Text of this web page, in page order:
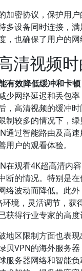
加密协议，保护用
多设备同时连接，
也确保了用户的网
清视频
效降低缓冲和卡顿
少网络延迟和丢包
高清视频的缓冲
较多的情况下，
通过智能路由及高
户的观看体验。
在观看4K超高清内
断的情况。特别是
络波动而降低。此
境，灵活调节，
得行业专家的高
区限制方面也表
贝VPN的海外服务
务器网络和智能